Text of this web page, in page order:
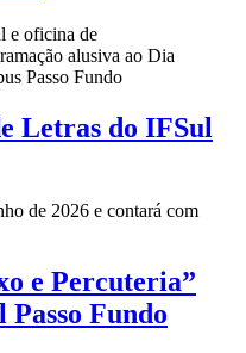
e oficina de
alusiva ao Dia
Passo Fundo
Letras do IFSul
de 2026 e contará com
e Percuteria”
Fundo